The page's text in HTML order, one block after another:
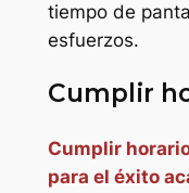
tiempo de
esfuerzos.
Cumplir
Cumplir
para el éxito